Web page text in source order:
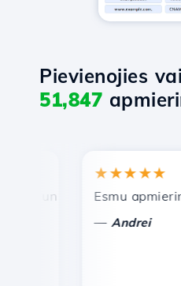
Pievienojies
51,847
un efektīva tehniskā
★★★★★
Esmu
Andrei